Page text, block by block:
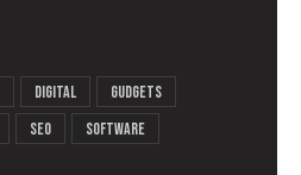
Digital
Gudgets
Seo
Software